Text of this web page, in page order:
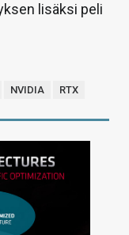
lisäksi peli
NVIDIA RTX